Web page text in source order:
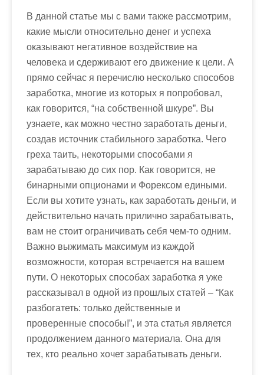
В данной статье мы с вами также рассмотрим,
какие мысли относительно денег и успеха
оказывают негативное воздействие на
человека и сдерживают его движение к цели. А
прямо сейчас я перечислю несколько способов
заработка, многие из которых я попробовал,
как говорится, “на собственной шкуре”. Вы
узнаете, как можно честно заработать деньги,
создав источник стабильного заработка. Чего
греха таить, некоторыми способами я
зарабатываю до сих пор. Как говорится, не
бинарными опционами и Форексом едиными.
Если вы хотите узнать, как заработать деньги, и
действительно начать прилично зарабатывать,
вам не стоит ограничивать себя чем-то одним.
Важно выжимать максимум из каждой
возможности, которая встречается на вашем
пути. О некоторых способах заработка я уже
рассказывал в одной из прошлых статей – “Как
разбогатеть: только действенные и
проверенные способы!”, и эта статья является
продолжением данного материала. Она для
тех, кто реально хочет зарабатывать деньги.